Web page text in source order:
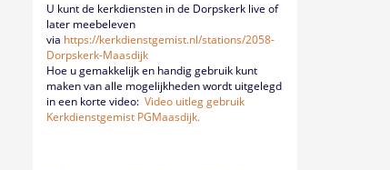
U kunt de kerkdiensten in de Dorpskerk live of
later meebeleven
via https://kerkdienstgemist.nl/stations/2058-
Dorpskerk-Maasdijk
Hoe u gemakkelijk en handig gebruik kunt
maken van alle mogelijkheden wordt uitgelegd
in een korte video:Video uitleg gebruik
Kerkdienstgemist PGMaasdijk.